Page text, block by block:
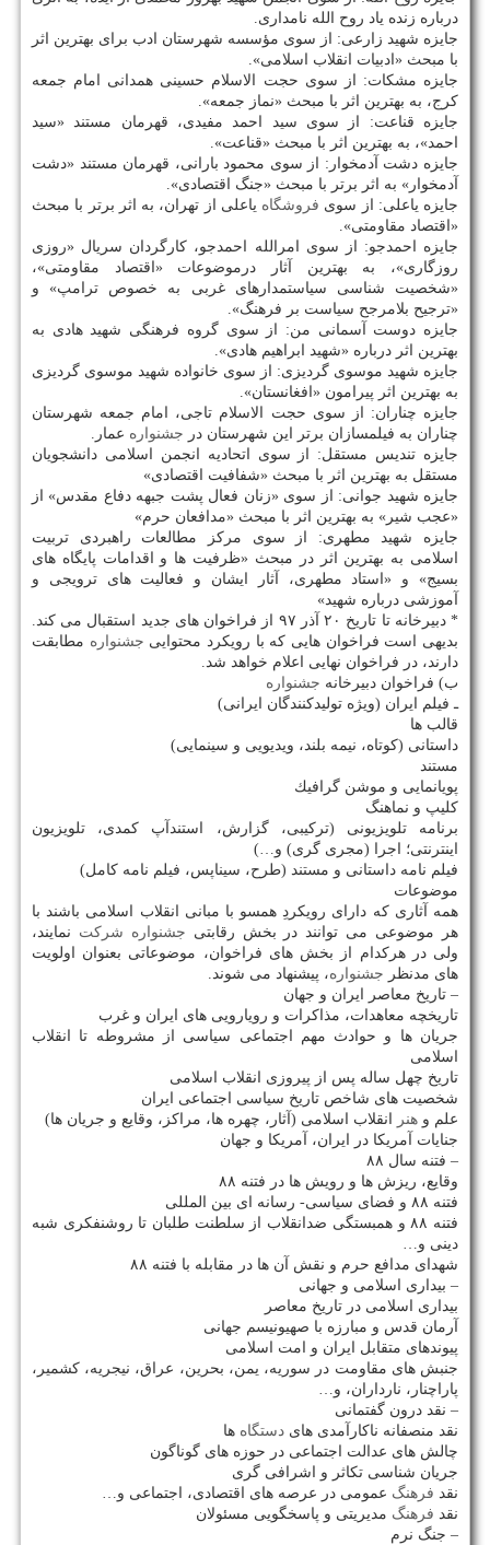
درباره زنده یاد روح الله نامداری.
جایزه شهید زارعی: از سوی مؤسسه شهرستان ادب برای بهترین اثر
با مبحث «ادبیات انقلاب اسلامی».
جایزه مشكات: از سوی حجت الاسلام حسینی همدانی امام جمعه
كرج، به بهترین اثر با مبحث «نماز جمعه».
جایزه قناعت: از سوی سید احمد مفیدی، قهرمان مستند «سید
احمد»، به بهترین اثر با مبحث «قناعت».
جایزه دشت آدمخوار: از سوی محمود بارانی، قهرمان مستند «دشت
آدمخوار» به اثر برتر با مبحث «جنگ اقتصادی».
جایزه یاعلی: از سوی فروشگاه یاعلی از تهران، به اثر برتر با مبحث
«اقتصاد مقاومتی».
جایزه احمدجو: از سوی امرالله احمدجو، كارگردان سریال «روزی
روزگاری»، به بهترین آثار درموضوعات «اقتصاد مقاومتی»،
«شخصیت شناسی سیاستمدارهای غربی به خصوص ترامپ» و
«ترجیح بلامرجح سیاست بر فرهنگ».
جایزه دوست آسمانی من: از سوی گروه فرهنگی شهید هادی به
بهترین اثر درباره «شهید ابراهیم هادی».
جایزه شهید موسوی گردیزی: از سوی خانواده شهید موسوی گردیزی
به بهترین اثر پیرامون «افغانستان».
جایزه چناران: از سوی حجت الاسلام تاجی، امام جمعه شهرستان
چناران به فیلمسازان برتر این شهرستان در جشنواره عمار.
جایزه تندیس مستقل: از سوی اتحادیه انجمن اسلامی دانشجویان
مستقل به بهترین اثر با مبحث «شفافیت اقتصادی»
جایزه شهید جوانی: از سوی «زنان فعال پشت جبهه دفاع مقدس» از
«عجب شیر» به بهترین اثر با مبحث «مدافعان حرم»
جایزه شهید مطهری: از سوی مركز مطالعات راهبردی تربیت
اسلامی به بهترین اثر در مبحث «ظرفیت ها و اقدامات پایگاه های
بسیج» و «استاد مطهری، آثار ایشان و فعالیت های ترویجی و
آموزشی درباره شهید»
* دبیرخانه تا تاریخ ۲۰ آذر ۹۷ از فراخوان های جدید استقبال می كند.
بدیهی است فراخوان هایی كه با رویكرد محتوایی جشنواره مطابقت
دارند، در فراخوان نهایی اعلام خواهد شد.
ب) فراخوان دبیرخانه جشنواره
ـ فیلم ایران (ویژه تولیدكنندگان ایرانی)
قالب ها
داستانی (كوتاه، نیمه بلند، ویدیویی و سینمایی)
مستند
پویانمایی و موشن گرافیك
كلیپ و نماهنگ
برنامه تلویزیونی (تركیبی، گزارش، استندآپ كمدی، تلویزیون
اینترنتی؛ اجرا (مجری گری) و…)
فیلم نامه داستانی و مستند (طرح، سیناپس، فیلم نامه كامل)
موضوعات
همه آثاری كه دارای رویكردِ همسو با مبانی انقلاب اسلامی باشند با
هر موضوعی می توانند در بخش رقابتی جشنواره شركت نمایند،
ولی در هركدام از بخش های فراخوان، موضوعاتی بعنوان اولویت
های مدنظر جشنواره، پیشنهاد می شوند.
– تاریخ معاصر ایران و جهان
تاریخچه معاهدات، مذاكرات و رویارویی های ایران و غرب
جریان ها و حوادث مهم اجتماعی سیاسی از مشروطه تا انقلاب
اسلامی
تاریخ چهل ساله پس از پیروزی انقلاب اسلامی
شخصیت های شاخص تاریخ سیاسی اجتماعی ایران
علم و هنر انقلاب اسلامی (آثار، چهره ها، مراكز، وقایع و جریان ها)
جنایات آمریكا در ایران، آمریكا و جهان
– فتنه سال ۸۸
وقایع، ریزش ها و رویش ها در فتنه ۸۸
فتنه ۸۸ و فضای سیاسی- رسانه ای بین المللی
فتنه ۸۸ و همبستگی ضدانقلاب از سلطنت طلبان تا روشنفكری شبه
دینی و…
شهدای مدافع حرم و نقش آن ها در مقابله با فتنه ۸۸
– بیداری اسلامی و جهانی
بیداری اسلامی در تاریخ معاصر
آرمان قدس و مبارزه با صهیونیسم جهانی
پیوندهای متقابل ایران و امت اسلامی
جنبش های مقاومت در سوریه، یمن، بحرین، عراق، نیجریه، كشمیر،
پاراچنار، نارداران، و…
– نقد درون گفتمانی
نقد منصفانه ناكارآمدی های دستگاه ها
چالش های عدالت اجتماعی در حوزه های گوناگون
جریان شناسی تكاثر و اشرافی گری
نقد فرهنگ عمومی در عرصه های اقتصادی، اجتماعی و…
نقد فرهنگ مدیریتی و پاسخگویی مسئولان
– جنگ نرم